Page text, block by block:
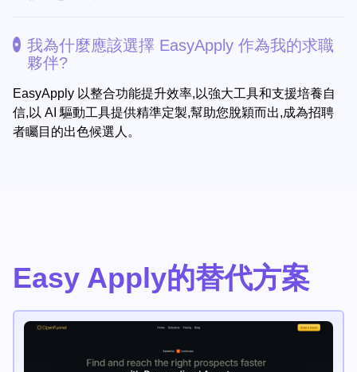
我為什麼應該選擇 EasyApply 作為我的求職
夥伴?
EasyApply 以整合功能提升效率,以強大工具和支援培養自
信,以 AI 驅動工具提供精準定製,幫助您脫穎而出,成為招聘
者矚目的出色候選人。
Easy Apply的替代方案